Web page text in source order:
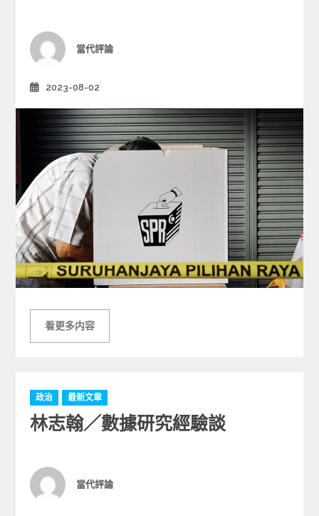
i
e
Author
當代評論
2023-08-02
看更多内容
C
a
t
r
政治 最新文章
林志翰／數據研究經驗談
Author
當代評論